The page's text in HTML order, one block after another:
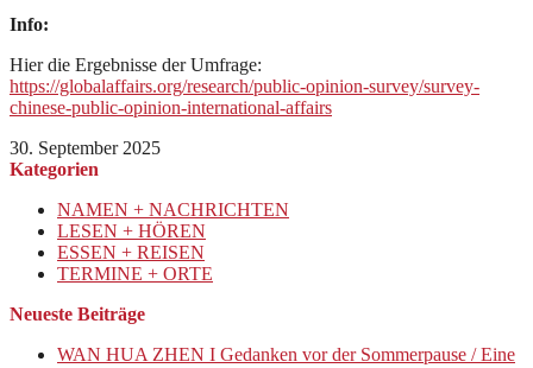
Info:
Hier die Ergebnisse der Umfrage:
https://globalaffairs.org/research/public-opinion-survey/survey-
chinese-public-opinion-international-affairs
30. September 2025
Kategorien
NAMEN + NACHRICHTEN
LESEN + HÖREN
ESSEN + REISEN
TERMINE + ORTE
Neueste Beiträge
WAN HUA ZHEN I Gedanken vor der Sommerpause / Eine